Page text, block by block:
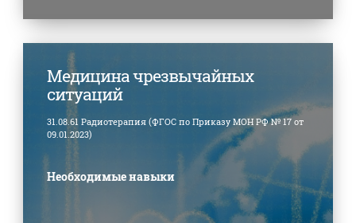
Медицина чрезвычайных
ситуаций
31.08.61 Радиотерапия (ФГОС по Приказу МОН РФ № 17 от
09.01.2023)
Необходимые навыки